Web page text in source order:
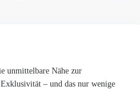
unmittelbare Nähe zur
– und das nur wenige